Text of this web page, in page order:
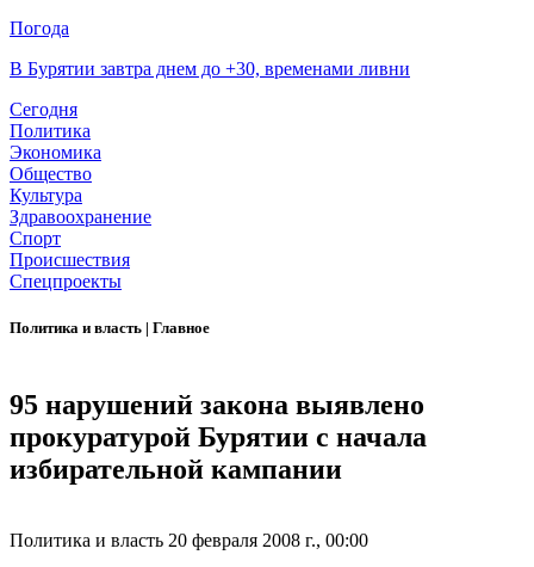
Погода
В Бурятии завтра днем до +30, временами ливни
Сегодня
Политика
Экономика
Общество
Культура
Здравоохранение
Спорт
Происшествия
Спецпроекты
Политика и власть | Главное
95 нарушений закона выявлено
прокуратурой Бурятии с начала
избирательной кампании
Политика и власть 20 февраля 2008 г., 00:00